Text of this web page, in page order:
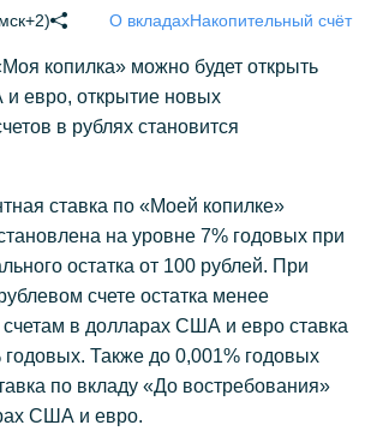
О вкладахНакопительный счёт
копилка» можно будет открыть
евро, открытие новых
в рублях становится
ставка по «Моей копилке»
на уровне 7% годовых при
остатка от 100 рублей. При
счете остатка менее
счетам в долларах США и евро ставка
годовых. Также до 0,001% годовых
по вкладу «До востребования»
США и евро.